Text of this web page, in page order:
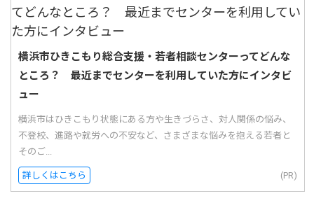
横浜市ひきこもり総合支援・若者相談センターってどんな
ところ？ 最近までセンターを利用していた方にインタビ
ュー
横浜市はひきこもり状態にある方や生きづらさ、対人関係の悩み、
不登校、進路や就労への不安など、さまざまな悩みを抱える若者と
そのご...
詳しくはこちら (PR)